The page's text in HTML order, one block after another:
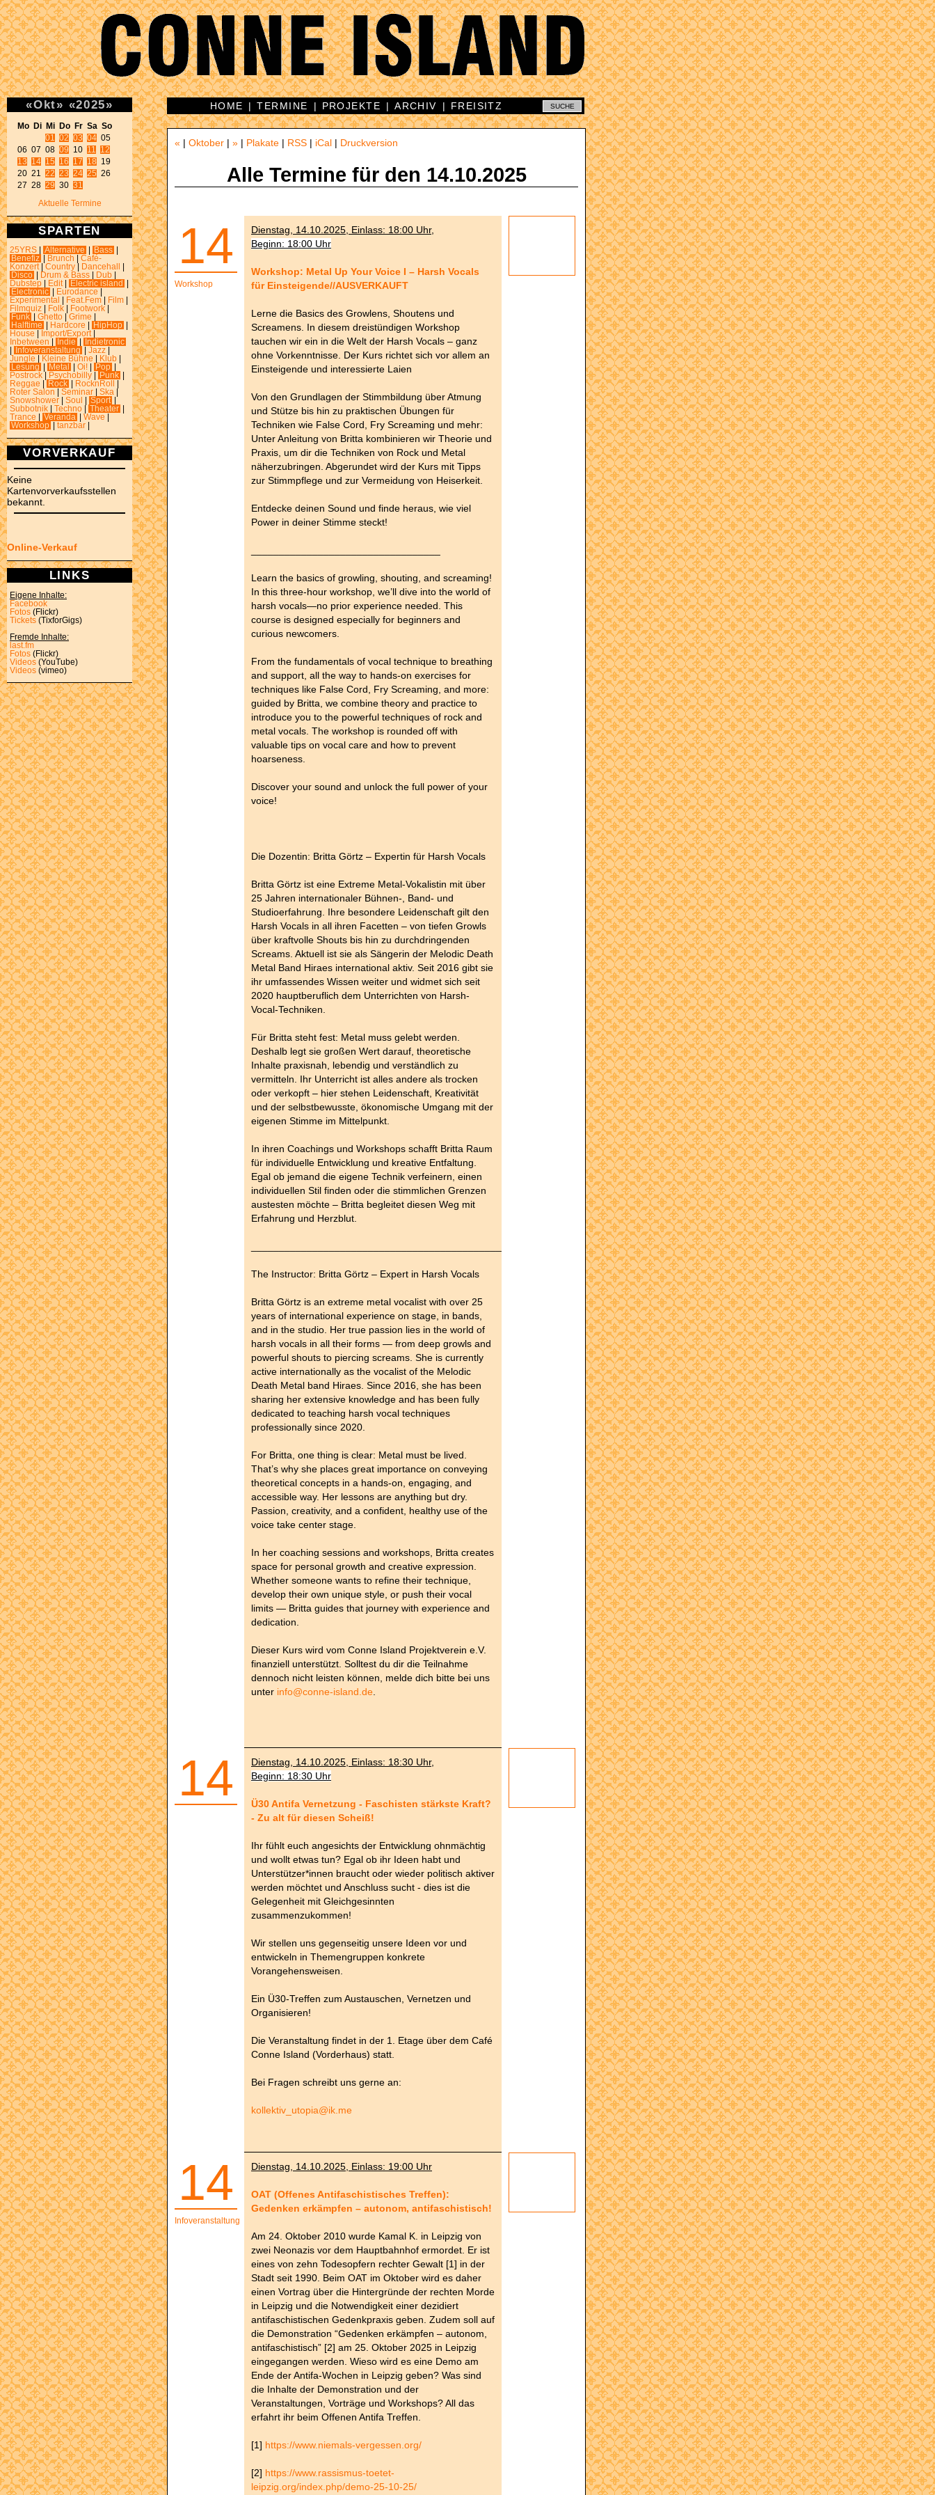
«Okt» «2025»
Mo Di Mi Do Fr Sa So
01
02 03 04 05
06 07 08 09 10 11
12
13
14 15 16 17 18 19
20 21 22 23 24 25 26
27 28 29 30 31
Aktuelle Termine
SPARTEN
25YRS Alternative Bass
Benefiz
Brunch
Café-
Konzert
Country Dancehall
Disco
Drum & Bass Dub
Dubstep
Edit Electric island
Electronic
Eurodance
Experimental
Feat.Fem Film
Filmquiz
Folk Footwork
Funk
Ghetto Grime
Halftime
Hardcore HipHop
House
Import/Export
Inbetween
Indie
Indietronic
Infoveranstaltung Jazz
Jungle
Kleine Bühne Klub
Lesung
Metal Oi! Pop
Postrock
Psychobilly Punk
Reggae
Rock RocknRoll
Roter Salon
Seminar Ska
Snowshower
Soul Sport
Subbotnik
Techno Theater
Trance
Veranda Wave
Workshop
tanzbar
VORVERKAUF
Keine
Kartenvorverkaufsstellen
bekannt.
Online-Verkauf
LINKS
Eigene Inhalte:
Facebook
Fotos (Flickr)
Tickets (TixforGigs)
Fremde Inhalte:
last.fm
Fotos (Flickr)
Videos (YouTube)
Videos (vimeo)
HOME |TERMINE | PROJEKTE |ARCHIV | FREISITZ
« | Oktober | » | Plakate | RSS | iCal | Druckversion
Alle Termine für den 14.10.2025
14
Workshop
Dienstag, 14.10.2025, Einlass: 18:00 Uhr,
Beginn: 18:00 Uhr
Workshop: Metal Up Your Voice I – Harsh Vocals
für Einsteigende//AUSVERKAUFT
Lerne die Basics des Growlens, Shoutens und
Screamens. In diesem dreistündigen Workshop
tauchen wir ein in die Welt der Harsh Vocals – ganz
ohne Vorkenntnisse. Der Kurs richtet sich vor allem an
Einsteigende und interessierte Laien
Von den Grundlagen der Stimmbildung über Atmung
und Stütze bis hin zu praktischen Übungen für
Techniken wie False Cord, Fry Screaming und mehr:
Unter Anleitung von Britta kombinieren wir Theorie und
Praxis, um dir die Techniken von Rock und Metal
näherzubringen. Abgerundet wird der Kurs mit Tipps
zur Stimmpflege und zur Vermeidung von Heiserkeit.
Entdecke deinen Sound und finde heraus, wie viel
Power in deiner Stimme steckt!
Learn the basics of growling, shouting, and screaming!
In this three-hour workshop, we’ll dive into the world of
harsh vocals—no prior experience needed. This
course is designed especially for beginners and
curious newcomers.
From the fundamentals of vocal technique to breathing
and support, all the way to hands-on exercises for
techniques like False Cord, Fry Screaming, and more:
guided by Britta, we combine theory and practice to
introduce you to the powerful techniques of rock and
metal vocals. The workshop is rounded off with
valuable tips on vocal care and how to prevent
hoarseness.
Discover your sound and unlock the full power of your
voice!
Die Dozentin: Britta Görtz – Expertin für Harsh Vocals
Britta Görtz ist eine Extreme Metal-Vokalistin mit über
25 Jahren internationaler Bühnen-, Band- und
Studioerfahrung. Ihre besondere Leidenschaft gilt den
Harsh Vocals in all ihren Facetten – von tiefen Growls
über kraftvolle Shouts bis hin zu durchdringenden
Screams. Aktuell ist sie als Sängerin der Melodic Death
Metal Band Hiraes international aktiv. Seit 2016 gibt sie
ihr umfassendes Wissen weiter und widmet sich seit
2020 hauptberuflich dem Unterrichten von Harsh-
Vocal-Techniken.
Für Britta steht fest: Metal muss gelebt werden.
Deshalb legt sie großen Wert darauf, theoretische
Inhalte praxisnah, lebendig und verständlich zu
vermitteln. Ihr Unterricht ist alles andere als trocken
oder verkopft – hier stehen Leidenschaft, Kreativität
und der selbstbewusste, ökonomische Umgang mit der
eigenen Stimme im Mittelpunkt.
In ihren Coachings und Workshops schafft Britta Raum
für individuelle Entwicklung und kreative Entfaltung.
Egal ob jemand die eigene Technik verfeinern, einen
individuellen Stil finden oder die stimmlichen Grenzen
austesten möchte – Britta begleitet diesen Weg mit
Erfahrung und Herzblut.
The Instructor: Britta Görtz – Expert in Harsh Vocals
Britta Görtz is an extreme metal vocalist with over 25
years of international experience on stage, in bands,
and in the studio. Her true passion lies in the world of
harsh vocals in all their forms — from deep growls and
powerful shouts to piercing screams. She is currently
active internationally as the vocalist of the Melodic
Death Metal band Hiraes. Since 2016, she has been
sharing her extensive knowledge and has been fully
dedicated to teaching harsh vocal techniques
professionally since 2020.
For Britta, one thing is clear: Metal must be lived.
That’s why she places great importance on conveying
theoretical concepts in a hands-on, engaging, and
accessible way. Her lessons are anything but dry.
Passion, creativity, and a confident, healthy use of the
voice take center stage.
In her coaching sessions and workshops, Britta creates
space for personal growth and creative expression.
Whether someone wants to refine their technique,
develop their own unique style, or push their vocal
limits — Britta guides that journey with experience and
dedication.
Dieser Kurs wird vom Conne Island Projektverein e.V.
finanziell unterstützt. Solltest du dir die Teilnahme
dennoch nicht leisten können, melde dich bitte bei uns
unter info@conne-island.de
14
Dienstag, 14.10.2025, Einlass: 18:30 Uhr,
Beginn: 18:30 Uhr
Ü30 Antifa Vernetzung - Faschisten stärkste Kraft?
- Zu alt für diesen Scheiß!
Ihr fühlt euch angesichts der Entwicklung ohnmächtig
und wollt etwas tun? Egal ob ihr Ideen habt und
Unterstützer*innen braucht oder wieder politisch aktiver
werden möchtet und Anschluss sucht - dies ist die
Gelegenheit mit Gleichgesinnten
zusammenzukommen!
Wir stellen uns gegenseitig unsere Ideen vor und
entwickeln in Themengruppen konkrete
Vorangehensweisen.
Ein Ü30-Treffen zum Austauschen, Vernetzen und
Organisieren!
Die Veranstaltung findet in der 1. Etage über dem Café
Conne Island (Vorderhaus) statt.
Bei Fragen schreibt uns gerne an:
kollektiv_utopia@ik.me
14
Infoveranstaltung
Dienstag, 14.10.2025, Einlass: 19:00 Uhr
OAT (Offenes Antifaschistisches Treffen):
Gedenken erkämpfen – autonom, antifaschistisch!
Am 24. Oktober 2010 wurde Kamal K. in Leipzig von
zwei Neonazis vor dem Hauptbahnhof ermordet. Er ist
eines von zehn Todesopfern rechter Gewalt [1] in der
Stadt seit 1990. Beim OAT im Oktober wird es daher
einen Vortrag über die Hintergründe der rechten Morde
in Leipzig und die Notwendigkeit einer dezidiert
antifaschistischen Gedenkpraxis geben. Zudem soll auf
die Demonstration “Gedenken erkämpfen – autonom,
antifaschistisch” [2] am 25. Oktober 2025 in Leipzig
eingegangen werden. Wieso wird es eine Demo am
Ende der Antifa-Wochen in Leipzig geben? Was sind
die Inhalte der Demonstration und der
Veranstaltungen, Vorträge und Workshops? All das
erfahrt ihr beim Offenen Antifa Treffen.
[1] https://www.niemals-vergessen.org/
[2] https://www.rassismus-toetet-
leipzig.org/index.php/demo-25-10-25/